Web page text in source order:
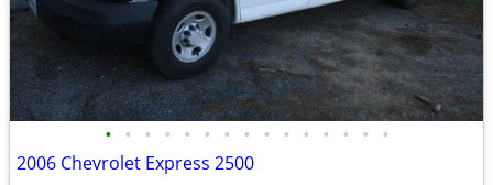
• • • • • • • • • • • • • • •
2006 Chevrolet Express 2500